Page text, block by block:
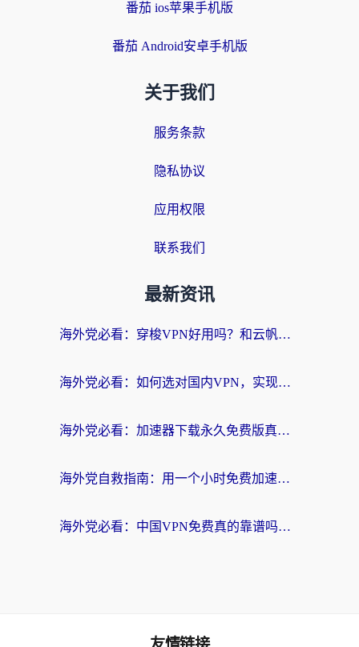
番茄 ios苹果手机版
番茄 Android安卓手机版
关于我们
服务条款
隐私协议
应用权限
联系我们
最新资讯
海外党必看：穿梭VPN好用吗？和云帆VPN对比哪个回国效果更好？附真实测评+避坑指南
海外党必看：如何选对国内VPN，实现无缝访问国内资源？
海外党必看：加速器下载永久免费版真的存在吗？教你无缝访问国内资源的正确姿势
海外党自救指南：用一个小时免费加速器，轻松打破国内资源访问壁垒？
海外党必看：中国VPN免费真的靠谱吗？手把手教你选对回国加速器